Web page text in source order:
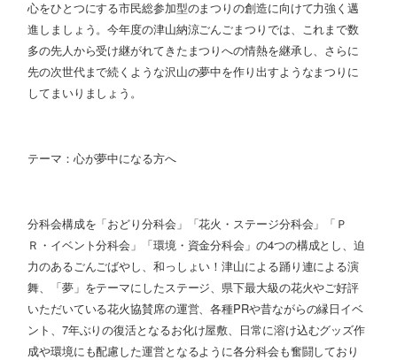
心をひとつにする市民総参加型のまつりの創造に向けて力強く邁
進しましょう。今年度の津山納涼ごんごまつりでは、これまで数
多の先人から受け継がれてきたまつりへの情熱を継承し、さらに
先の次世代まで続くような沢山の夢中を作り出すようなまつりに
してまいりましょう。
テーマ：心が夢中になる方へ
分科会構成を「おどり分科会」「花火・ステージ分科会」「Ｐ
Ｒ・イベント分科会」「環境・資金分科会」の4つの構成とし、迫
力のあるごんごばやし、和っしょい！津山による踊り連による演
舞、「夢」をテーマにしたステージ、県下最大級の花火やご好評
いただいている花火協賛席の運営、各種PRや昔ながらの縁日イベ
ント、 7年ぶりの復活となるお化け屋敷、日常に溶け込むグッズ作
成や環境にも配慮した運営となるように各分科会も奮闘しており